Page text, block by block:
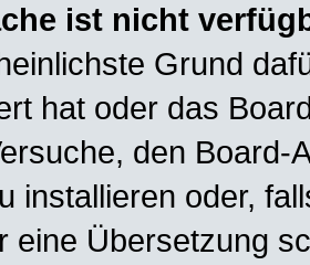
ist nicht
Grund
hat oder das
den
installieren oder,
eine Übersetzung